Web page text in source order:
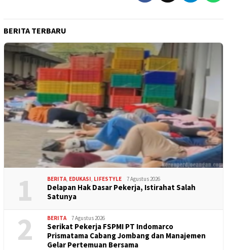
BERITA TERBARU
1 BERITA EDUKASI LIFESTYLE 7 Agustus 2026
Delapan Hak Dasar Pekerja, Istirahat Salah
Satunya
2 BERITA 7 Agustus 2026
Serikat Pekerja FSPMI PT Indomarco
Prismatama Cabang Jombang dan Manajemen
Gelar Pertemuan Bersama